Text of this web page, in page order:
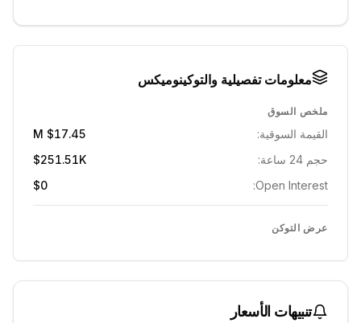
معلومات تفصيلية والتوكينوميكس
ملخص السوق
القيمة السوقية:
$17.45 M
حجم 24 ساعة:
$251.51K
Open Interest:
$0
عرض التوكن
تنبيهات الأسعار